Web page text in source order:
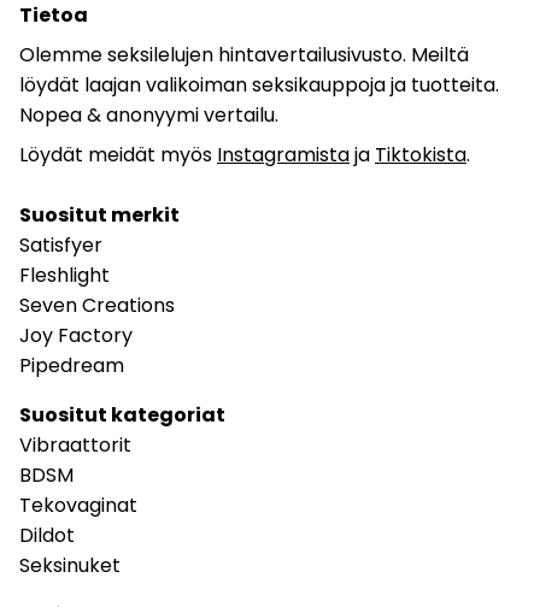
Tietoa
Olemme seksilelujen hintavertailusivusto. Meiltä
löydät laajan valikoiman seksikauppoja ja tuotteita.
Nopea & anonyymi vertailu.
Löydät meidät myös Instagramistaja Tiktokista.
Suositut merkit
Satisfyer
Fleshlight
Seven Creations
Joy Factory
Pipedream
Suositut kategoriat
Vibraattorit
BDSM
Tekovaginat
Dildot
Seksinuket